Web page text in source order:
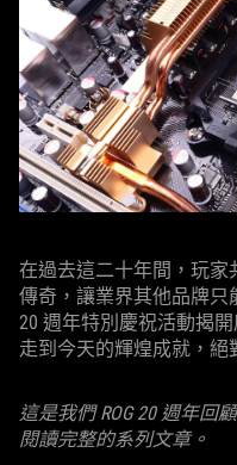
在過去這二十年間，玩
傳奇，讓業界其他品牌只
20 週年特別慶祝活動揭
走到今天的輝煌成就，絕
這是我們 ROG 20 週年回
閱讀完整的系列文章。